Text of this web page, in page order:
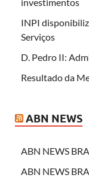
INPI
Serviços
D. Pedro II:
Resultado da
ABN NEWS
ABN NEWS
ABN NEWS